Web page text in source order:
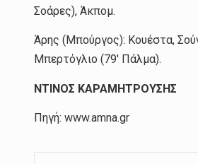
Σοάρες), Άκπομ.
Άρης (Μπούργος): Κουέστα,
Μπερτόγλιο (79′ Πάλμα).
NTINOΣ ΚΑΡΑΜΗΤΡΟΥΣΗΣ
Πηγή: www.amna.gr